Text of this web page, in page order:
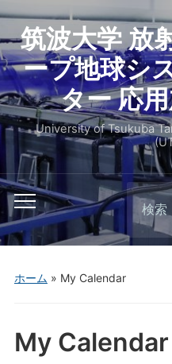
筑波大学 放
ープ地球シ
ター 応
University of Tsukuba
ホーム » My Calendar
My Calendar